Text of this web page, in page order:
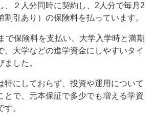
、２人分同時に契約し、2人分で毎月2
割引あり）の保険料を払っています。
で保険料を支払い、大学入学時と満期
、大学などの進学資金にしやすいタイ
した。
特にしておらず、投資や運用について
とで、元本保証で多少でも増える学資
。